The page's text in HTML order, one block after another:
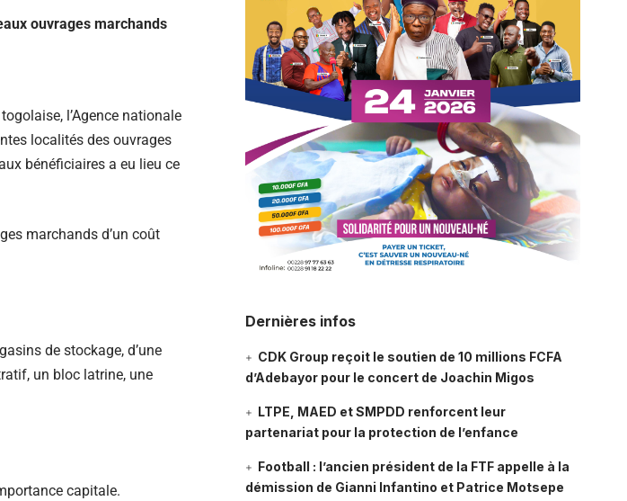
ouvrages marchands
l’Agence nationale
localités des ouvrages
bénéficiaires a eu lieu ce
marchands d’un coût
de stockage, d’une
un bloc latrine, une
capitale.
Dernières infos
CDK Group reçoit le soutien de 10 millions FCFA
d’Adebayor pour le concert de Joachin Migos
LTPE, MAED et SMPDD renforcent leur
partenariat pour la protection de l’enfance
Football : l’ancien président de la FTF appelle à la
démission de Gianni Infantino et Patrice Motsepe